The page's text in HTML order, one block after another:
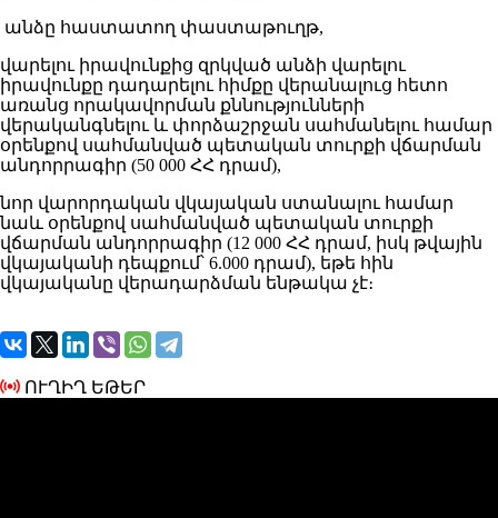
անձը հաստատող փաստաթուղթ,
վարելու իրավունքից զրկված անձի վարելու
իրավունքը դադարելու հիմքը վերանալուց հետո
առանց որակավորման քննությունների
վերականգնելու և փորձաշրջան սահմանելու համար
օրենքով սահմանված պետական տուրքի վճարման
անդորրագիր (50 000 ՀՀ դրամ),
նոր վարորդական վկայական ստանալու համար
նաև օրենքով սահմանված պետական տուրքի
վճարման անդորրագիր (12 000 ՀՀ դրամ, իսկ թվային
վկայականի դեպքում՝ 6.000 դրամ), եթե հին
վկայականը վերադարձման ենթակա չէ։
ՈՒՂԻՂ ԵԹԵՐ